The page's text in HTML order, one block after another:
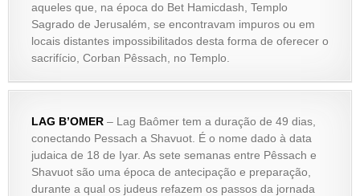
aqueles que, na época do Bet Hamicdash, Templo
Sagrado de Jerusalém, se encontravam impuros ou em
locais distantes impossibilitados desta forma de oferecer o
sacrifício, Corban Pêssach, no Templo.
LAG B’OMER – Lag Baômer tem a duração de 49 dias,
conectando Pessach a Shavuot. É o nome dado à data
judaica de 18 de Iyar. As sete semanas entre Pêssach e
Shavuot são uma época de antecipação e preparação,
durante a qual os judeus refazem os passos da jornada